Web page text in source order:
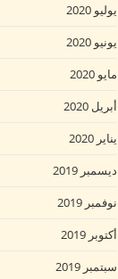
يوليو 2020
يونيو 2020
مايو 2020
أبريل 2020
يناير 2020
ديسمبر 2019
نوفمبر 2019
أكتوبر 2019
سبتمبر 2019